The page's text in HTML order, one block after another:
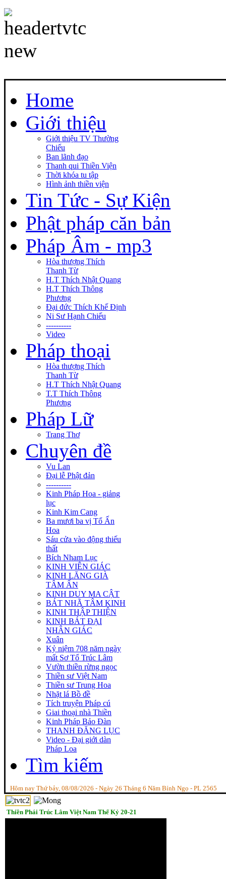
Home
Giới thiệu
Giới thiệu TV Thường
Chiếu
Ban lãnh đạo
Thanh qui Thiền Viện
Thời khóa tu tập
Hình ảnh thiền viện
Tin Tức - Sự Kiện
Phật pháp căn bản
Pháp Âm - mp3
Hòa thượng Thích
Thanh Từ
H.T Thích Nhật Quang
H.T Thích Thông
Phương
Đại đức Thích Khế Định
Ni Sư Hạnh Chiếu
----------
Video
Pháp thoại
Hòa thượng Thích
Thanh Từ
H.T Thích Nhật Quang
T.T Thích Thông
Phương
Pháp Lữ
Trang Thơ
Chuyên đề
Vu Lan
Đại lễ Phật đản
----------
Kinh Pháp Hoa - giảng
lục
Kinh Kim Cang
Ba mươi ba vị Tổ Ấn
Hoa
Sáu cửa vào động thiếu
thất
Bích Nham Lục
KINH VIÊN GIÁC
KINH LĂNG GIÀ
TÂM ẤN
KINH DUY MA CẬT
BÁT NHÃ TÂM KINH
KINH THẬP THIỆN
KINH BÁT ĐẠI
NHÂN GIÁC
Xuân
Kỷ niệm 708 năm ngày
mất Sơ Tổ Trúc Lâm
Vườn thiền rừng ngọc
Thiền sư Việt Nam
Thiền sư Trung Hoa
Nhặt lá Bồ đề
Tích truyện Pháp cú
Giai thoại nhà Thiền
Kinh Pháp Bảo Đàn
THANH ĐĂNG LỤC
Video - Đại giới dàn
Pháp Loa
Tìm kiếm
Hôm nay Thứ bảy, 08/08/2026 - Ngày 26 Tháng 6 Năm Bính Ngọ - PL 2565
Thiền Phái Trúc Lâm Việt Nam Thế Kỷ 20-21